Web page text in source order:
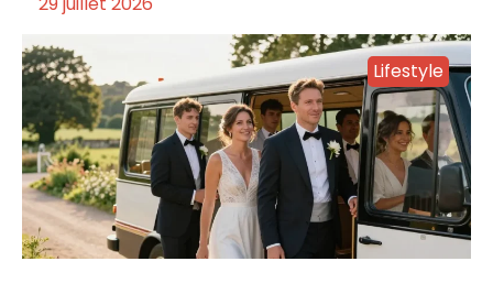
Lifestyle